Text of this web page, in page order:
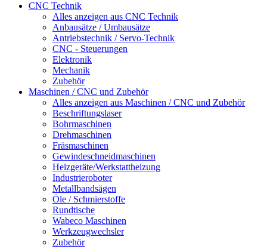
CNC Technik
Alles anzeigen aus CNC Technik
Anbausätze / Umbausätze
Antriebstechnik / Servo-Technik
CNC - Steuerungen
Elektronik
Mechanik
Zubehör
Maschinen / CNC und Zubehör
Alles anzeigen aus Maschinen / CNC und Zubehör
Beschriftungslaser
Bohrmaschinen
Drehmaschinen
Fräsmaschinen
Gewindeschneidmaschinen
Heizgeräte/Werkstattheizung
Industrieroboter
Metallbandsägen
Öle / Schmierstoffe
Rundtische
Wabeco Maschinen
Werkzeugwechsler
Zubehör